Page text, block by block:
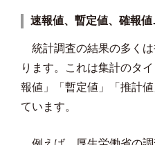
速報値、暫定値、確報
統計調査の結果の多く
ります。これは集計のタ
報値」「暫定値」「推計
ています。